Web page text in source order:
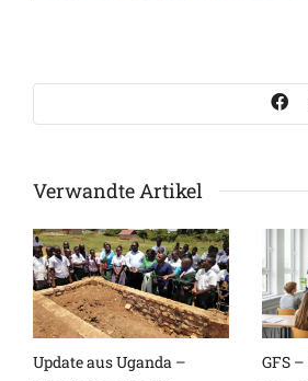
Verwandte Artikel
Update aus Uganda –
GFS